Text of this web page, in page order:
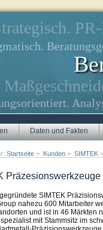
Daten und Fakten
Startseite > Kunden > SIMTEK >
Präzesionswerkzeuge
SIMTEK
nahezu 600 Mitarbeiter
und ist in 46 Märkten
mit Stammsitz im